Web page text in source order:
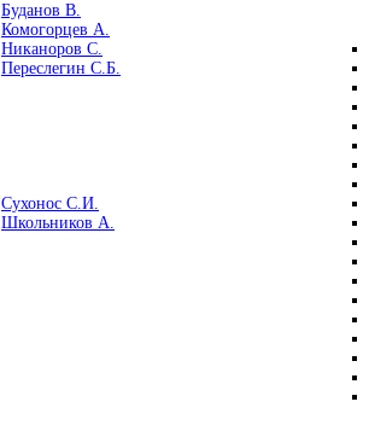
Буданов В.
Комогорцев А.
Никаноров С.
Переслегин С.Б.
Сухонос С.И.
Школьников А.